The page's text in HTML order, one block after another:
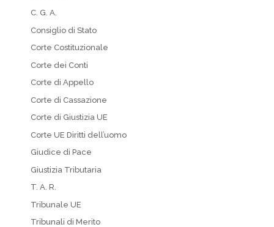
C. G. A.
Consiglio di Stato
Corte Costituzionale
Corte dei Conti
Corte di Appello
Corte di Cassazione
Corte di Giustizia UE
Corte UE Diritti dell’uomo
Giudice di Pace
Giustizia Tributaria
T. A. R.
Tribunale UE
Tribunali di Merito